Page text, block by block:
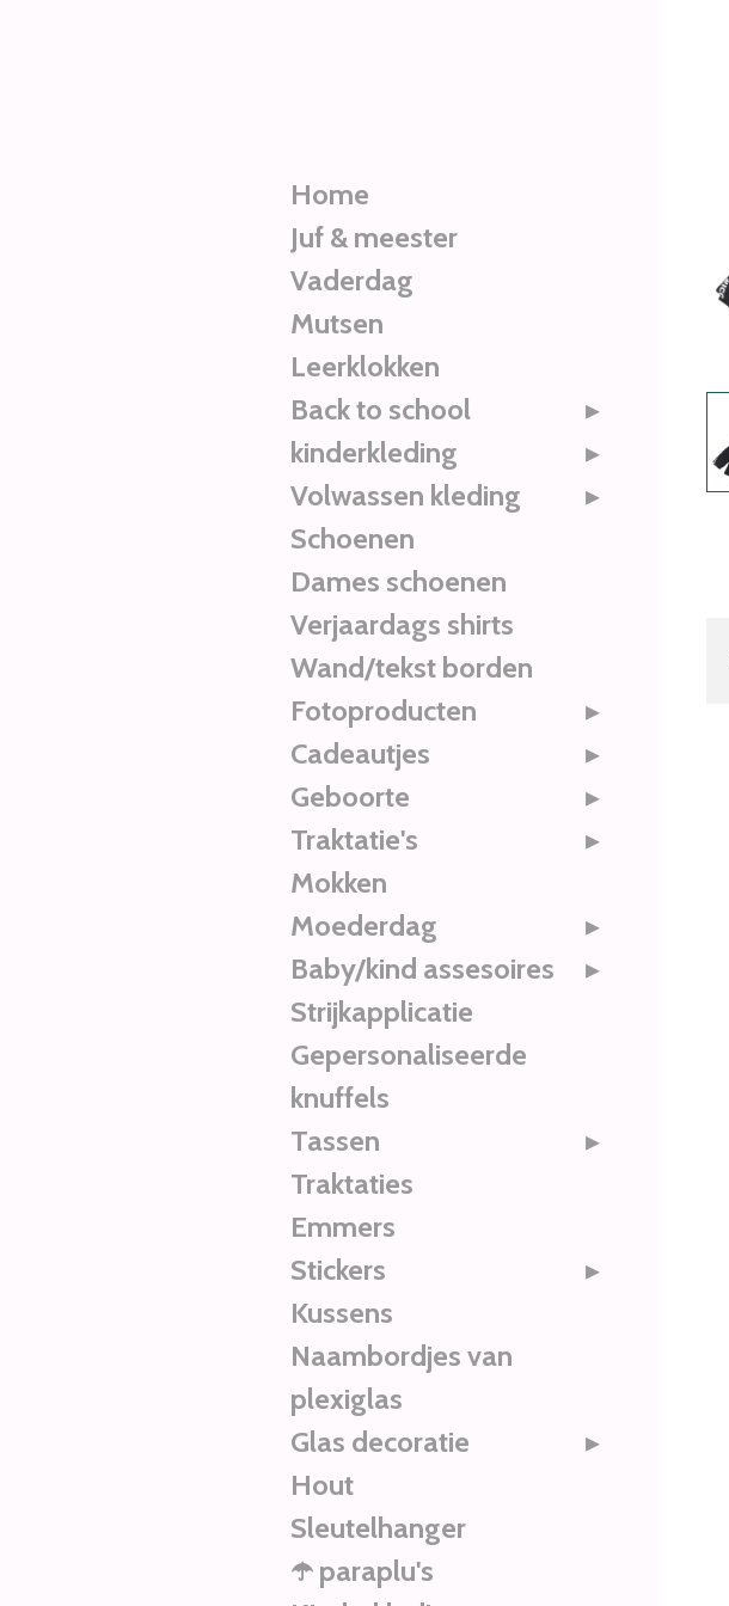
Home
Juf & meester
Vaderdag
Mutsen
Leerklokken
Back to school
kinderkleding
Volwassen kleding
Schoenen
Dames schoenen
Verjaardags shirts
Wand/tekst borden
Fotoproducten
Cadeautjes
Geboorte
Traktatie's
Mokken
Moederdag
Baby/kind assesoires
Strijkapplicatie
Gepersonaliseerde
knuffels
Tassen
Traktaties
Emmers
Stickers
Kussens
Naambordjes van
plexiglas
Glas decoratie
Hout
Sleutelhanger
☂️ paraplu's